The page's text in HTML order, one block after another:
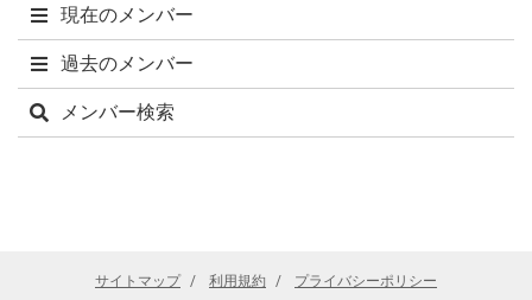
現在のメンバー
過去のメンバー
メンバー検索
サイトマップ 利用規約 プライバシーポリシー